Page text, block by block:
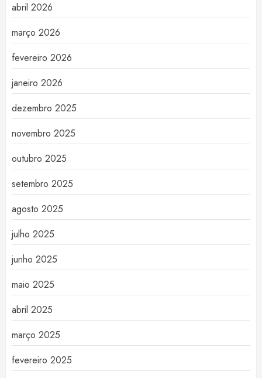
abril 2026
março 2026
fevereiro 2026
janeiro 2026
dezembro 2025
novembro 2025
outubro 2025
setembro 2025
agosto 2025
julho 2025
junho 2025
maio 2025
abril 2025
março 2025
fevereiro 2025